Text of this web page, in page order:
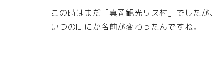
この時はまだ「真岡観光リス村」でしたが、
いつの間にか名前が変わったんですね。